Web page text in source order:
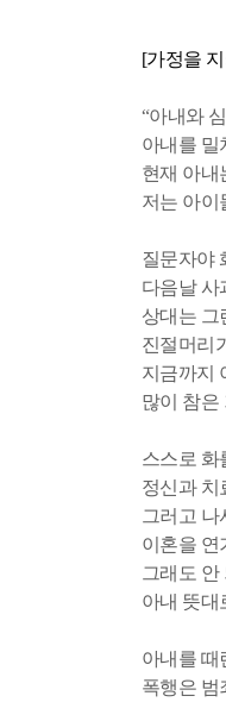
[가정을
“아내와
아내를 밀
현재 아내
저는 아이
질문자야
다음날 사
상대는 그
진절머리
지금까지
많이 참은
스스로 화
정신과 치
그러고 나
이혼을 연
그래도 안
아내 뜻대
아내를 때
폭행은 범